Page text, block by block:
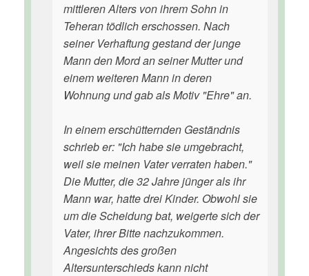
mittleren Alters von ihrem Sohn in
Teheran tödlich erschossen. Nach
seiner Verhaftung gestand der junge
Mann den Mord an seiner Mutter und
einem weiteren Mann in deren
Wohnung und gab als Motiv "Ehre" an.
In einem erschütternden Geständnis
schrieb er: "Ich habe sie umgebracht,
weil sie meinen Vater verraten haben."
Die Mutter, die 32 Jahre jünger als ihr
Mann war, hatte drei Kinder. Obwohl sie
um die Scheidung bat, weigerte sich der
Vater, ihrer Bitte nachzukommen.
Angesichts des großen
Altersunterschieds kann nicht